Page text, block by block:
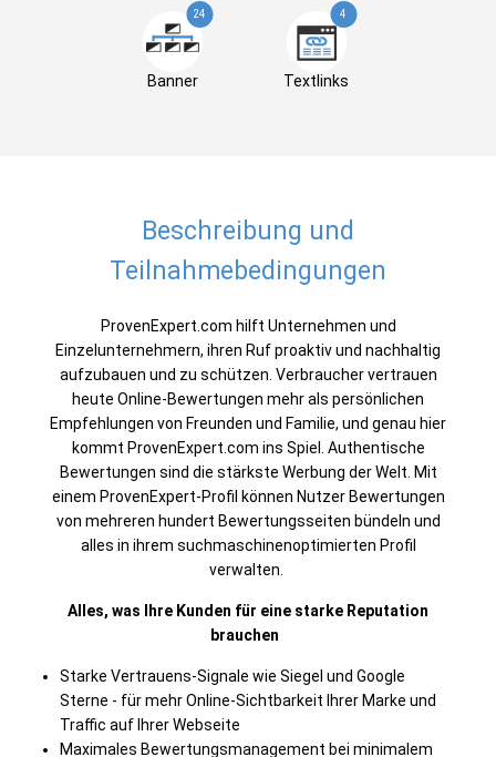
24
Banner
4
Textlinks
Beschreibung und
Teilnahmebedingungen
ProvenExpert.com hilft Unternehmen und
Einzelunternehmern, ihren Ruf proaktiv und nachhaltig
aufzubauen und zu schützen. Verbraucher vertrauen
heute Online-Bewertungen mehr als persönlichen
Empfehlungen von Freunden und Familie, und genau hier
kommt ProvenExpert.com ins Spiel. Authentische
Bewertungen sind die stärkste Werbung der Welt. Mit
einem ProvenExpert-Profil können Nutzer Bewertungen
von mehreren hundert Bewertungsseiten bündeln und
alles in ihrem suchmaschinenoptimierten Profil
verwalten.
Alles, was Ihre Kunden für eine starke Reputation
brauchen ​
Starke Vertrauens-Signale wie Siegel und Google
Sterne - für mehr Online-Sichtbarkeit Ihrer Marke und
Traffic auf Ihrer Webseite​
Maximales Bewertungsmanagement bei minimalem